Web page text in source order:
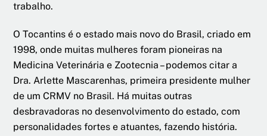
trabalho.
O Tocantins é o estado mais novo do Brasil, criado em
1998, onde muitas mulheres foram pioneiras na
Medicina Veterinária e Zootecnia – podemos citar a
Dra. Arlette Mascarenhas, primeira presidente mulher
de um CRMV no Brasil. Há muitas outras
desbravadoras no desenvolvimento do estado, com
personalidades fortes e atuantes, fazendo história.